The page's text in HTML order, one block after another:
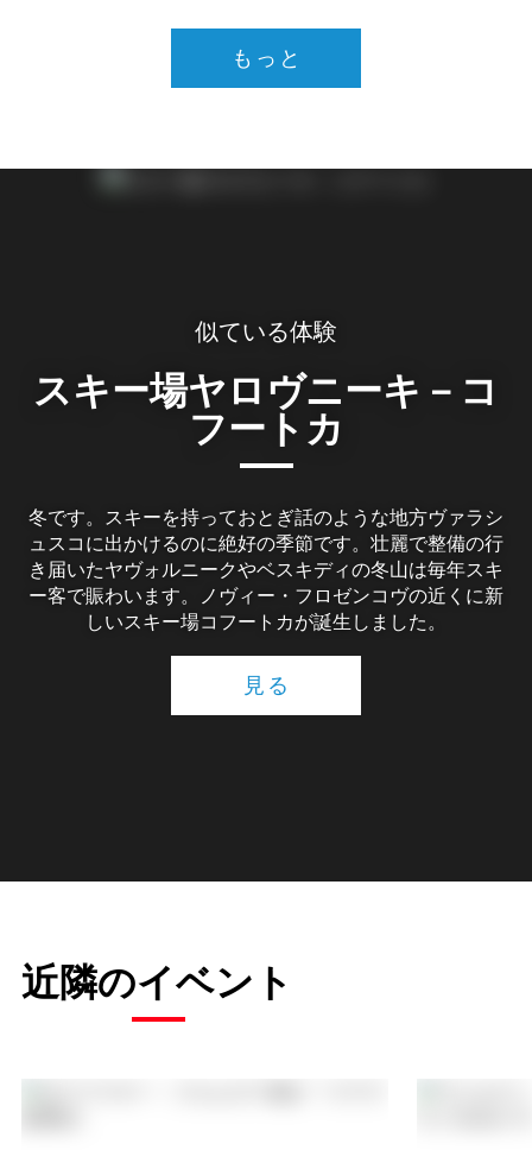
もっと
似ている体験
スキー場ヤロヴニーキ－コ
フートカ
冬です。スキーを持っておとぎ話のような地方ヴァラシ
ュスコに出かけるのに絶好の季節です。壮麗で整備の行
き届いたヤヴォルニークやベスキディの冬山は毎年スキ
ー客で賑わいます。ノヴィー・フロゼンコヴの近くに新
しいスキー場コフートカが誕生しました。
見る
近隣のイベント